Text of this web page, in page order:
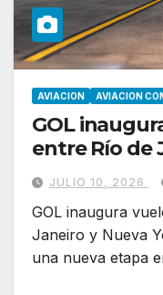
AVIACION AVIACION
GOL
entre Río de
JULIO 10, 2026
GOL inaugura
Janeiro y Nueva
una nueva etapa